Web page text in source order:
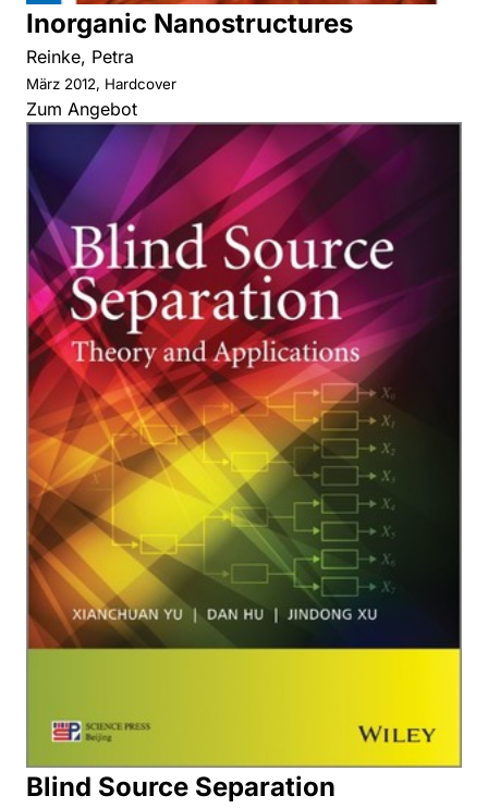
Inorganic Nanostructures
Reinke, Petra
März 2012, Hardcover
Zum Angebot
Blind Source Separation